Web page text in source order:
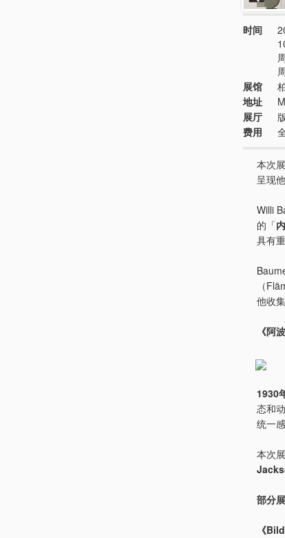
时间
展馆
地址
展厅
费用
本次
呈现
Willi
的「
具有
（
他收
《阿
1930
态和
统一感
本次
部分
《